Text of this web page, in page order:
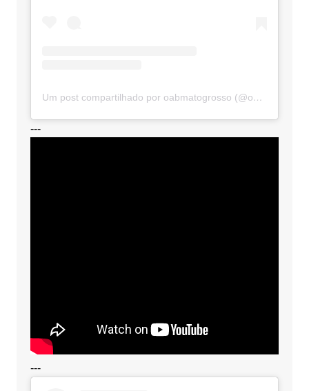
Um post compartilhado por oabmatogrosso (@oabmatogrosso)
---
---